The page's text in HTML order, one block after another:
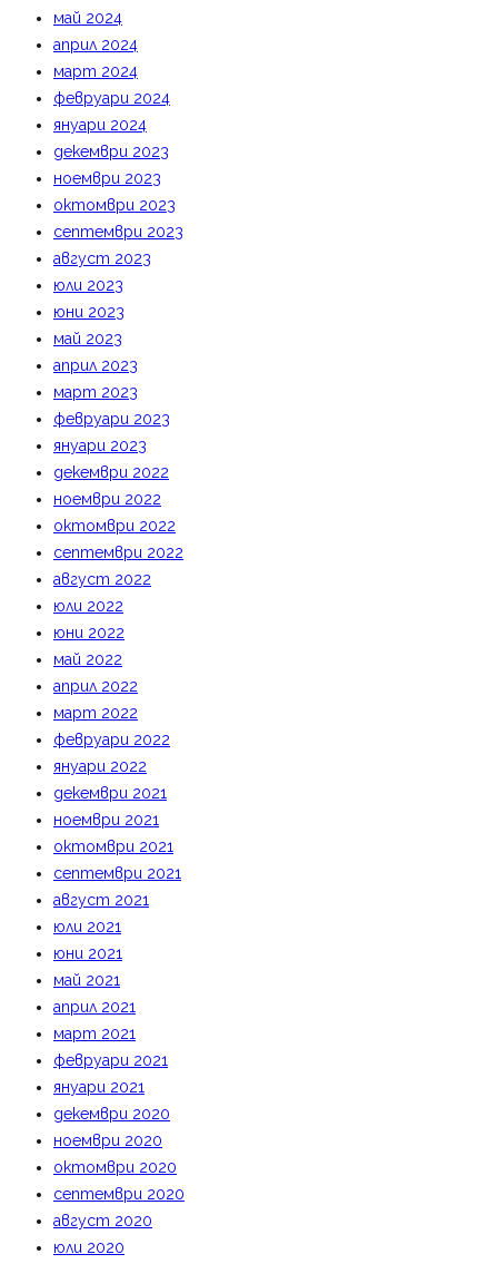
май 2024
април 2024
март 2024
февруари 2024
януари 2024
декември 2023
ноември 2023
октомври 2023
септември 2023
август 2023
юли 2023
юни 2023
май 2023
април 2023
март 2023
февруари 2023
януари 2023
декември 2022
ноември 2022
октомври 2022
септември 2022
август 2022
юли 2022
юни 2022
май 2022
април 2022
март 2022
февруари 2022
януари 2022
декември 2021
ноември 2021
октомври 2021
септември 2021
август 2021
юли 2021
юни 2021
май 2021
април 2021
март 2021
февруари 2021
януари 2021
декември 2020
ноември 2020
октомври 2020
септември 2020
август 2020
юли 2020